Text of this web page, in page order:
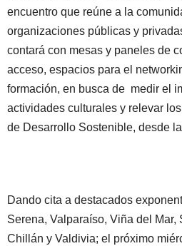
encuentro que reúne a la
organizaciones públicas y
contará con mesas y paneles de
acceso, espacios para el
formación, en busca de medir el
actividades culturales y relevar
de Desarrollo Sostenible, desde
Dando cita a destacados
Serena, Valparaíso, Viña del Mar,
Chillán y Valdivia; el próximo